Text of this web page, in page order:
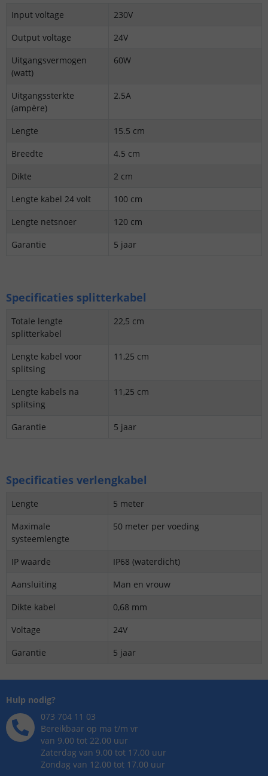
Input voltage
230V
Output voltage
24V
Uitgangsvermogen
(watt)
60W
Uitgangssterkte
(ampère)
2.5A
Lengte
15.5 cm
Breedte
4.5 cm
Dikte
2 cm
Lengte kabel 24 volt
100 cm
Lengte netsnoer
120 cm
Garantie
5 jaar
Specificaties splitterkabel
Totale lengte
splitterkabel
22,5 cm
Lengte kabel voor
splitsing
11,25 cm
Lengte kabels na
splitsing
11,25 cm
Garantie 5 jaar
Specificaties verlengkabel
Lengte
5 meter
Maximale
systeemlengte
50 meter per voeding
IP waarde
IP68 (waterdicht)
Aansluiting
Man en vrouw
Dikte kabel
0,68 mm
Voltage
24V
Garantie
5 jaar
Hulp nodig?
073 704 11 03
Bereikbaar op ma t/m vr
van 9.00 tot 22.00 uur
Zaterdag van 9.00 tot 17.00 uur
Zondag van 12.00 tot 17.00 uur